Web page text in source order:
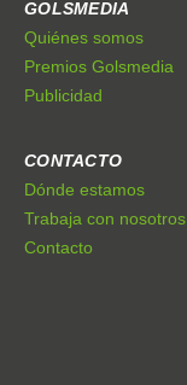
GOLSMEDIA
Quiénes somos
Premios Golsmedia
Publicidad
CONTACTO
Dónde estamos
Trabaja con nosotros
Contacto